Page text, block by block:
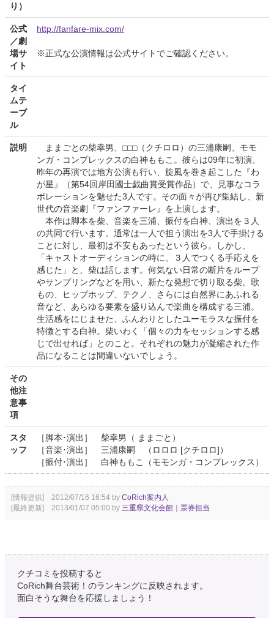
り）
公式
／劇
場サ
イト
http://fanfare-mix.com/
※正式な公演情報は公式サイトでご確認ください。
タイ
ムテ
ーブ
ル
説明
ままごとの柴幸男、□□□（クチロロ）の三浦康嗣、モモ
ンガ・コンプレックスの白神ももこ。彼らは09年に初演、
昨年の再演では地方公演も行い、旋風を巻き起こした『わ
が星』（第54回岸田國士戯曲賞受賞作品）で、見事なコラ
ボレーションを魅せた3人です。その面々が再び集結し、新
世代の音楽劇『ファンファーレ』を上演します。
本作は脚本を柴、音楽を三浦、振付を白神、演出を３人
の共同で行います。通常は一人で担う演出を3人で手掛ける
ことに対し、最初は不安もあったという彼ら。しかし、
「キャストオーディションの時に、３人でつくる手応えを
感じた」と、柴は話します。何気ない日常の断片をループ
やサンプリングなどを用い、新たな発想で切り取る柴。歌
もの、ヒップホップ、テクノ、さらには自然界にあふれる
音など、あらゆる要素を盛り込んで楽曲を構成する三浦。
生活感をにじませた、ふんわりとしたユーモラスな振付を
特徴とする白神。柴いわく「個々の力をセッションする感
じで出せれば」とのこと。それぞれの魅力が凝縮された作
品になることは間違いないでしょう。
その
他注
意事
項
スタ
ッフ
［脚本･演出］ 柴幸男（ ままごと）
［音楽･演出］ 三浦康嗣 （ロロロ [クチロロ]）
［振付･演出］ 白神ももこ（モモンガ・コンプレックス）
[情報提供] 2012/07/16 16:54 by CoRich案内人
[最終更新] 2013/01/07 05:00 by 三重県文化会館｜票券担当
クチコミを投稿すると
CoRich舞台芸術！のランキングに反映されます。
面白そうな舞台を応援しましょう！